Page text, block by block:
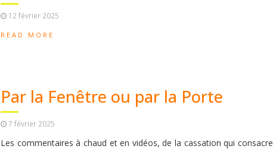
12 février 2025
READ MORE
Par la Fenêtre ou par la Porte
7 février 2025
Les commentaires à chaud et en vidéos, de la cassation qui consacre